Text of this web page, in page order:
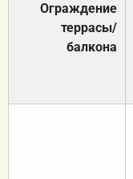
Ограждение
террасы/
балкона